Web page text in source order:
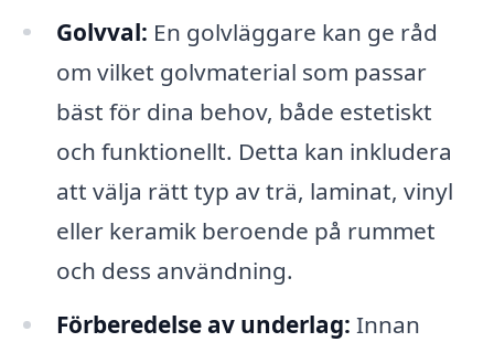
Golvval: En golvläggare kan ge råd
om vilket golvmaterial som passar
bäst för dina behov, både estetiskt
och funktionellt. Detta kan inkludera
att välja rätt typ av trä, laminat, vinyl
eller keramik beroende på rummet
och dess användning.
Förberedelse av underlag: Innan